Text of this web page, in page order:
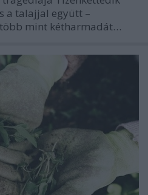
a talajjal együtt –
mint kétharmadát…